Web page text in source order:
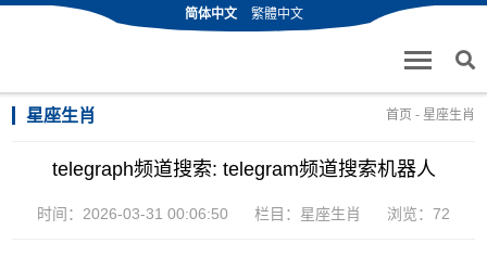
简体中文 繁體中文
星座生肖 首页 - 星座生肖
telegraph频道搜索: telegram频道搜索机器人
时间：2026-03-31 00:06:50 栏目： 星座生肖 浏览：72